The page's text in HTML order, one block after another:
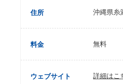
住所 沖縄県糸
料金 無料
ウェブサイト 詳細はこ